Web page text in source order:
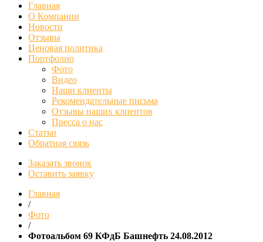
Главная
О Компании
Новости
Отзывы
Ценовая политика
Портфолио
Фото
Видео
Наши клиенты
Рекомендательные письма
Отзывы наших клиентов
Пресса о нас
Статьи
Обратная связь
Заказать звонок
Оставить заявку
Главная
/
Фото
/
Фотоальбом 69 КФдБ Башнефть 24.08.2012